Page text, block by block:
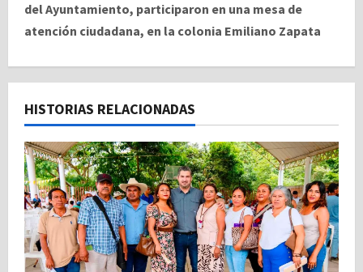
g
c
i
ó
n
d
e
del Ayuntamiento, participaron en una mesa de
atención ciudadana, en la colonia Emiliano Zapata
HISTORIAS RELACIONADAS